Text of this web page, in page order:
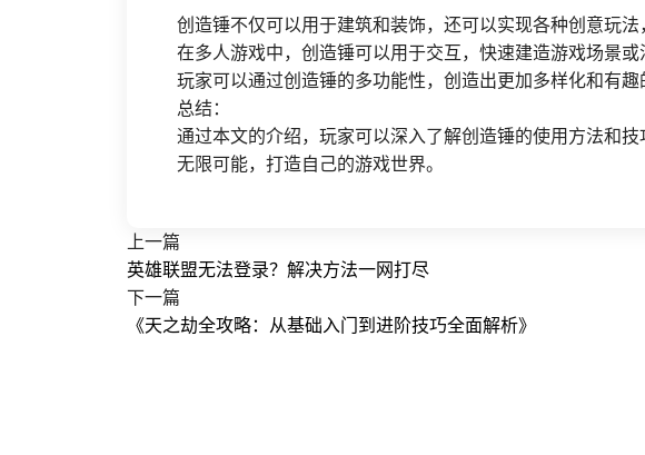
创造锤不仅可以用于建筑和装饰，还可以实现各种创意玩法
在多人游戏中，创造锤可以用于交互，快速建造游戏场景或
玩家可以通过创造锤的多功能性，创造出更加多样化和有趣
总结：
通过本文的介绍，玩家可以深入了解创造锤的使用方法和
无限可能，打造自己的游戏世界。
上一篇
英雄联盟无法登录？解决方法一网打尽
下一篇
《天之劫全攻略：从基础入门到进阶技巧全面解析》